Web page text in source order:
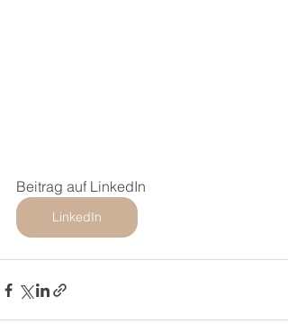
Beitrag auf LinkedIn
LinkedIn